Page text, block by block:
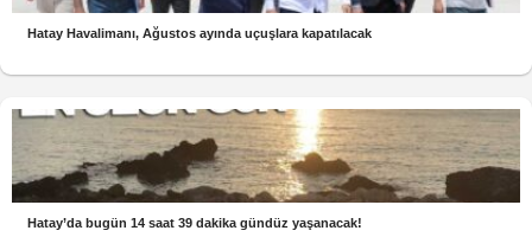
Hatay Havalimanı, Ağustos ayında uçuşlara kapatılacak
Hatay’da bugün 14 saat 39 dakika gündüz yaşanacak!